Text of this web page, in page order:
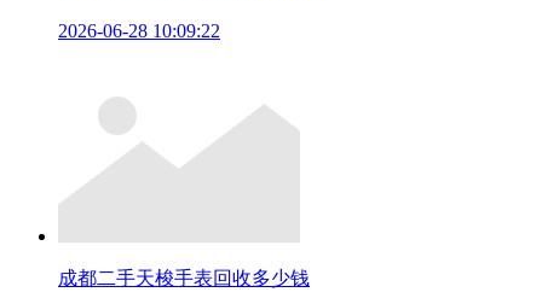
2026-06-28 10:09:22
成都二手天梭手表回收多少钱